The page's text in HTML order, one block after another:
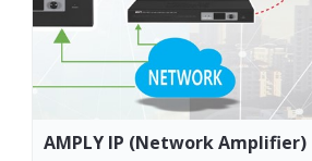
AMPLY IP (Network Amplifier)